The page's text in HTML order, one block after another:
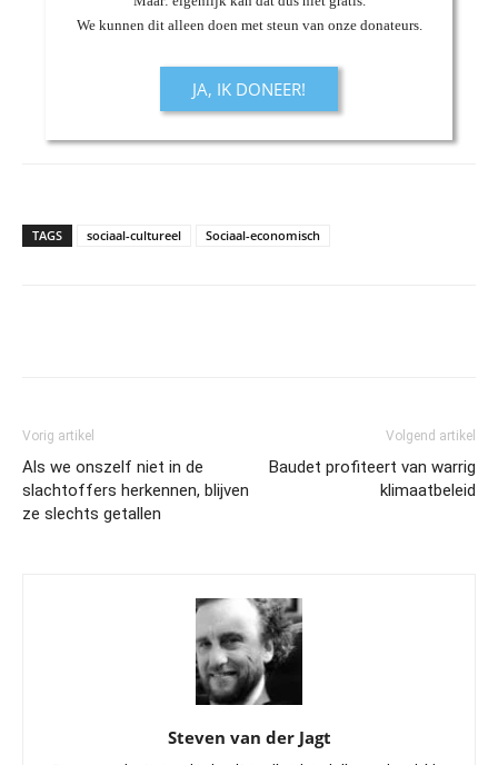
We kunnen dit alleen doen met steun van onze donateurs.
JA, IK DONEER!
TAGS sociaal-cultureel Sociaal-economisch
Vorig artikel
Als we onszelf niet in de
slachtoffers herkennen, blijven
ze slechts getallen
Volgend artikel
Baudet profiteert van warrig
klimaatbeleid
Steven van der Jagt